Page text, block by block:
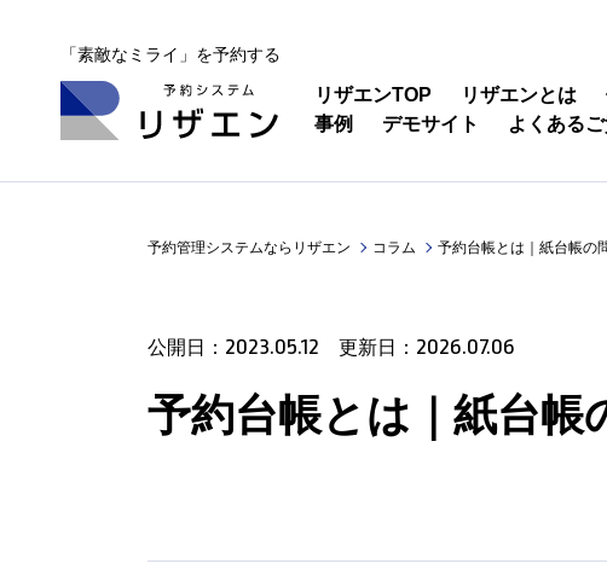
「素敵なミライ」を予約する
リザエンTOP リザエンとは
事例
デモサイト よくある
予約管理システムならリザエン コラム 予約台帳とは｜紙台帳の
公開日： 2023.05.12 更新日： 2026.07.06
予約台帳とは｜紙台帳